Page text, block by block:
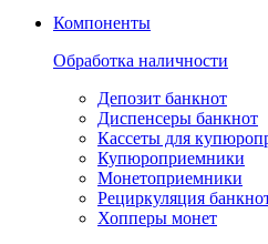
Компоненты
Обработка наличности
Депозит банкнот
Диспенсеры банкнот
Кассеты для
Купюроприемники
Монетоприемники
Рециркуляция
Хопперы монет